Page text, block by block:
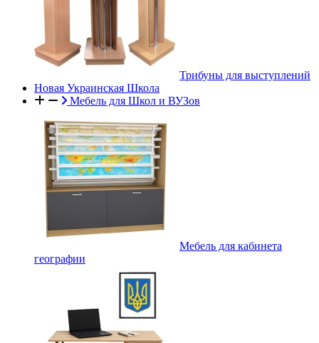
Трибуны для выступлений
Новая Украинская Школа
Мебель для Школ и ВУЗов
Мебель для кабинета
географии